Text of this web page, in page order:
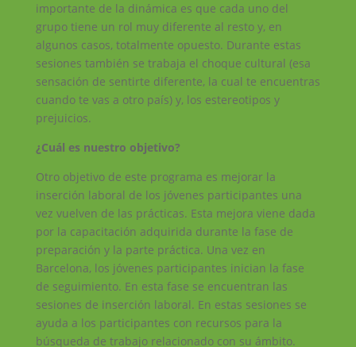
importante de la dinámica es que cada uno del
grupo tiene un rol muy diferente al resto y, en
algunos casos, totalmente opuesto. Durante estas
sesiones también se trabaja el choque cultural (esa
sensación de sentirte diferente, la cual te encuentras
cuando te vas a otro país) y, los estereotipos y
prejuicios.
¿Cuál es nuestro objetivo?
Otro objetivo de este programa es mejorar la
inserción laboral de los jóvenes participantes una
vez vuelven de las prácticas. Esta mejora viene dada
por la capacitación adquirida durante la fase de
preparación y la parte práctica. Una vez en
Barcelona, los jóvenes participantes inician la fase
de seguimiento. En esta fase se encuentran las
sesiones de inserción laboral. En estas sesiones se
ayuda a los participantes con recursos para la
búsqueda de trabajo relacionado con su ámbito.